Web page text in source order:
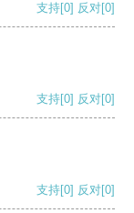
支持[0] 反对[0]
支持[0] 反对[0]
支持[0] 反对[0]